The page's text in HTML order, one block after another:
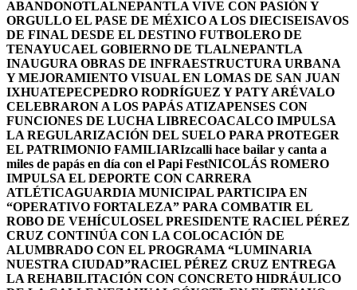
ABANDONOTLALNEPANTLA VIVE CON PASIÓN Y
ORGULLO EL PASE DE MÉXICO A LOS DIECISEISAVOS
DE FINAL DESDE EL DESTINO FUTBOLERO DE
TENAYUCAEL GOBIERNO DE TLALNEPANTLA
INAUGURA OBRAS DE INFRAESTRUCTURA URBANA
Y MEJORAMIENTO VISUAL EN LOMAS DE SAN JUAN
IXHUATEPECPEDRO RODRÍGUEZ Y PATY ARÉVALO
CELEBRARON A LOS PAPÁS ATIZAPENSES CON
FUNCIONES DE LUCHA LIBRECOACALCO IMPULSA
LA REGULARIZACIÓN DEL SUELO PARA PROTEGER
EL PATRIMONIO FAMILIARIzcalli hace bailar y canta a
miles de papás en día con el Papi FestNICOLÁS ROMERO
IMPULSA EL DEPORTE CON CARRERA
ATLÉTICAGUARDIA MUNICIPAL PARTICIPA EN
“OPERATIVO FORTALEZA” PARA COMBATIR EL
ROBO DE VEHÍCULOSEL PRESIDENTE RACIEL PÉREZ
CRUZ CONTINÚA CON LA COLOCACIÓN DE
ALUMBRADO CON EL PROGRAMA “LUMINARIA
NUESTRA CIUDAD”RACIEL PÉREZ CRUZ ENTREGA
LA REHABILITACIÓN CON CONCRETO HIDRÁULICO